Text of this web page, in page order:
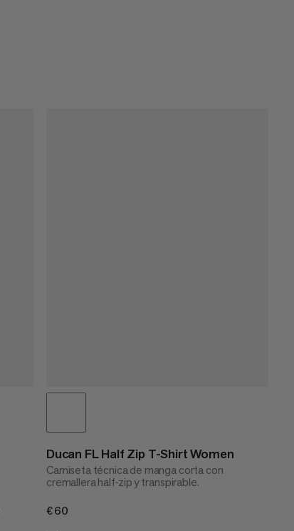
Ducan FL Half Zip T-Shirt Women
Camiseta técnica de manga corta con
cremallera half-zip y transpirable.
€60